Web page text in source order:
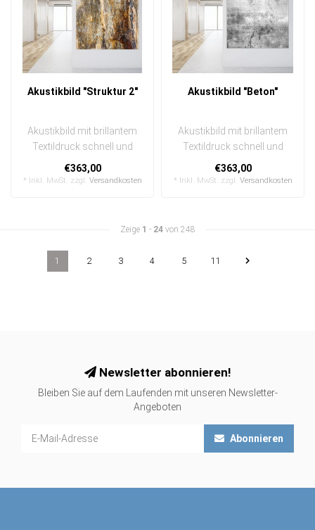
Akustikbild "Struktur 2"
Akustikbild mit brillantem
Textildruck schnell und
einfach austauschbar
In eine..
€363,00
* Inkl. MwSt. zzgl. Versandkosten
Akustikbild "Beton"
Akustikbild mit brillantem
Textildruck schnell und
einfach austauschbar
In eine..
€363,00
* Inkl. MwSt. zzgl. Versandkosten
Zeige 1 - 24von 248
1 2 3 4 5 11
Newsletter abonnieren!
Bleiben Sie auf dem Laufenden mit unseren Newsletter-
Angeboten
Abonnieren